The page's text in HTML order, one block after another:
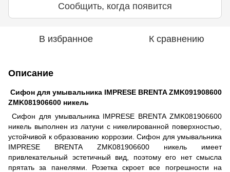
Сообщить, когда появится
В избранное К сравнению
Описание
Сифон для умывальника IMPRESE BRENTA ZMK091908600
ZMK081906600 никель
Сифон для умывальника IMPRESE BRENTA ZMK081906600
никель выполнен из латуни с никелированной поверхностью,
устойчивой к образованию коррозии. Сифон для умывальника
IMPRESE BRENTA ZMK081906600 никель имеет
привлекательный эстетичный вид, поэтому его нет смысла
прятать за панелями. Розетка скроет все погрешности на